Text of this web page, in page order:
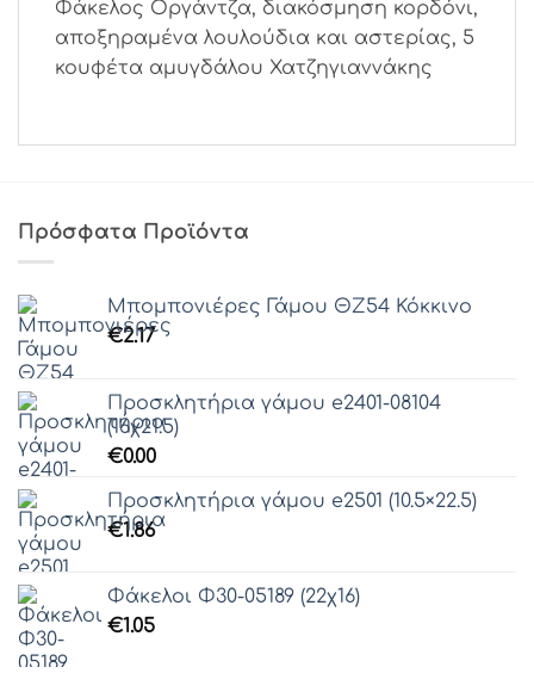
Φάκελος Οργάντζα, διακόσμηση κορδόνι,
αποξηραμένα λουλούδια και αστερίας, 5
κουφέτα αμυγδάλου Χατζηγιαννάκης
Πρόσφατα Προϊόντα
Μπομπονιέρες Γάμου ΘZ54 Κόκκινο
€2.17
Προσκλητήρια γάμου e2401-08104
(16χ21.5)
€0.00
Προσκλητήρια γάμου e2501 (10.5×22.5)
€1.86
Φάκελοι Φ30-05189 (22χ16)
€1.05